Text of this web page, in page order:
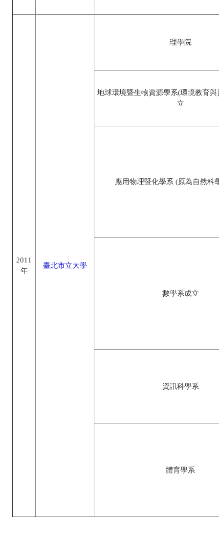
2011
年
臺北市立大學
理學院
地球環境暨生物資源學系(環境教育
立
應用物理暨化學系 (原為自然科
數學系成立
資訊科學系
體育學系